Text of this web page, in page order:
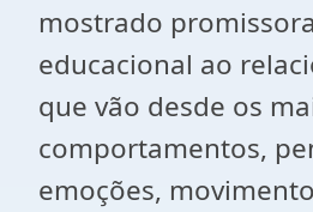
mostrado
educacional ao
que vão desde os
comportamentos,
emoções,